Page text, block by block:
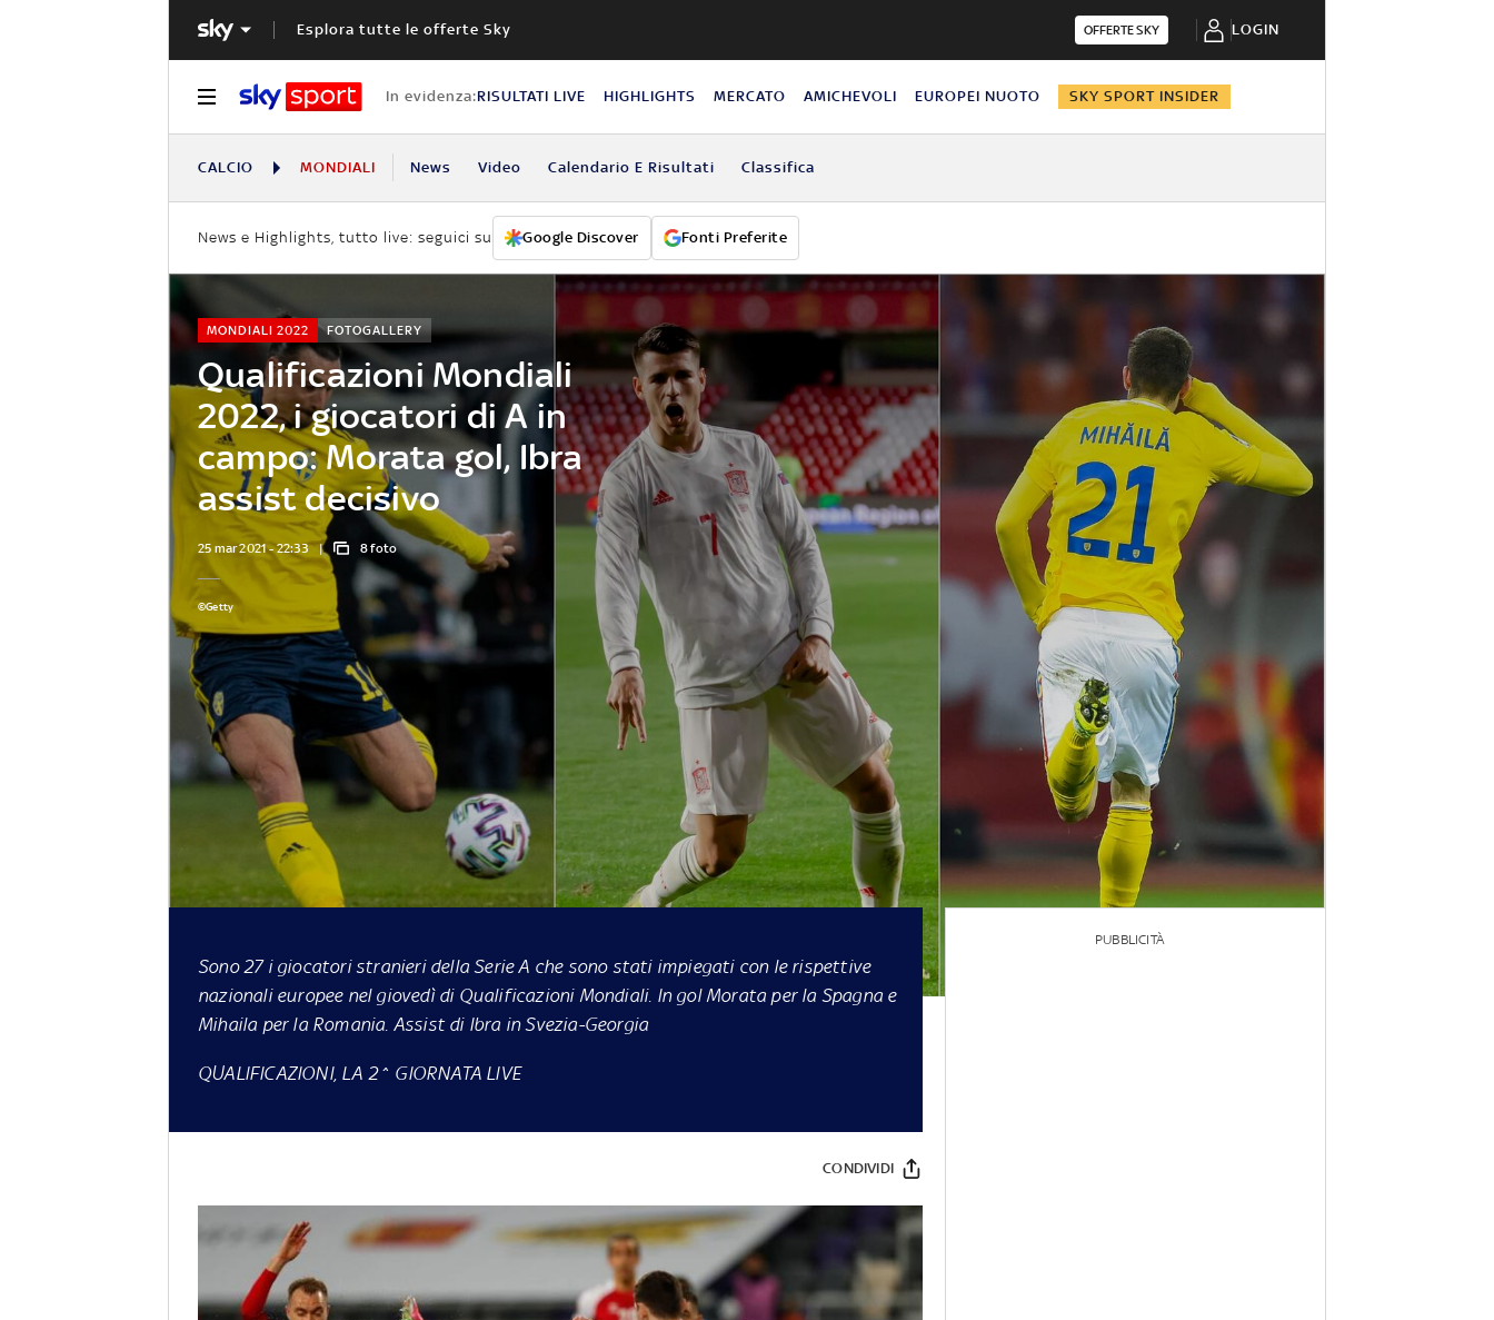
Esplora tutte le offerte Sky OFFERTE SKY LOGIN
In evidenza:RISULTATI LIVE HIGHLIGHTS MERCATO AMICHEVOLI EUROPEI NUOTO SKY SPORT INSIDER
CALCIO MONDIALI News Video Calendario E Risultati Classifica
News e Highlights, tutto live: seguici su Google Discover Fonti Preferite
Qualificazioni Mondiali
2022, i giocatori di A in
campo: Morata gol, Ibra
assist decisivo
MONDIALI 2022 FOTOGALLERY
25 mar 2021 - 22:33 8 foto
©Getty
Sono 27 i giocatori stranieri della Serie A che sono stati impiegati con le rispettive
nazionali europee nel giovedì di Qualificazioni Mondiali. In gol Morata per la Spagna e
Mihaila per la Romania. Assist di Ibra in Svezia-Georgia
QUALIFICAZIONI, LA 2^ GIORNATA LIVE
CONDIVIDI
PUBBLICITÀ